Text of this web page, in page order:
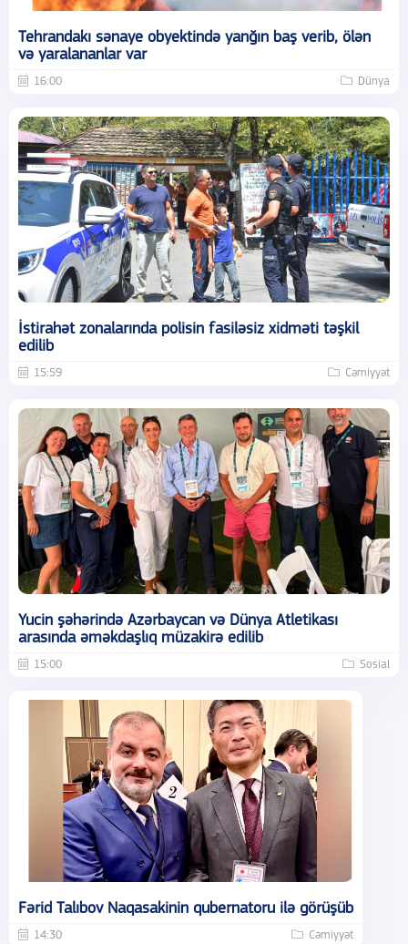
Tehrandakı sənaye obyektində yanğın baş verib, ölən
və yaralananlar var
16:00 Dünya
İstirahət zonalarında polisin fasiləsiz xidməti təşkil
edilib
15:59 Cəmiyyət
Yucin şəhərində Azərbaycan və Dünya Atletikası
arasında əməkdaşlıq müzakirə edilib
15:00 Sosial
Fərid Talıbov Naqasakinin qubernatoru ilə görüşüb
14:30 Cəmiyyət